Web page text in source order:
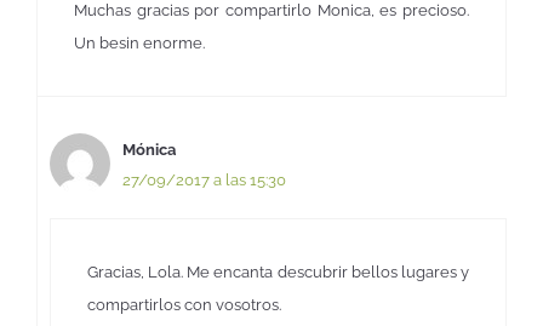
Muchas gracias por compartirlo Monica, es precioso.
Un besin enorme.
Mónica
27/09/2017 a las 15:30
Gracias, Lola. Me encanta descubrir bellos lugares y
compartirlos con vosotros.